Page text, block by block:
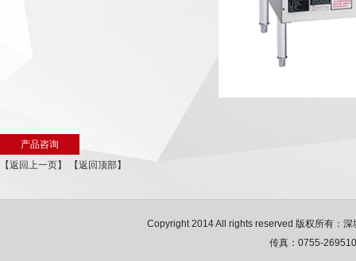
产品咨询
【返回上一页】
【返回顶部】
Copyright 2014 All rights reserved 版权所有：
传真：0755-